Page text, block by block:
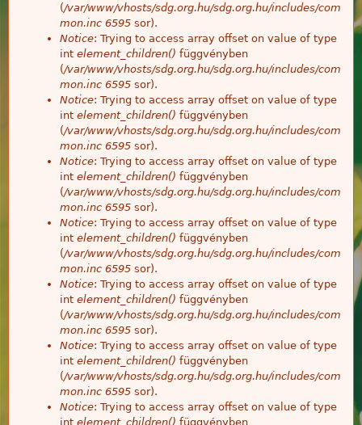
(/var/www/vhosts/sdg.org.hu/sdg.org.hu/includes/com
mon.inc 6595 sor).
Notice: Trying to access array offset on value of type
int element_children() függvényben
(/var/www/vhosts/sdg.org.hu/sdg.org.hu/includes/com
mon.inc 6595 sor).
Notice: Trying to access array offset on value of type
int element_children() függvényben
(/var/www/vhosts/sdg.org.hu/sdg.org.hu/includes/com
mon.inc 6595 sor).
Notice: Trying to access array offset on value of type
int element_children() függvényben
(/var/www/vhosts/sdg.org.hu/sdg.org.hu/includes/com
mon.inc 6595 sor).
Notice: Trying to access array offset on value of type
int element_children() függvényben
(/var/www/vhosts/sdg.org.hu/sdg.org.hu/includes/com
mon.inc 6595 sor).
Notice: Trying to access array offset on value of type
int element_children() függvényben
(/var/www/vhosts/sdg.org.hu/sdg.org.hu/includes/com
mon.inc 6595 sor).
Notice: Trying to access array offset on value of type
int element_children() függvényben
(/var/www/vhosts/sdg.org.hu/sdg.org.hu/includes/com
mon.inc 6595 sor).
Notice: Trying to access array offset on value of type
int element_children() függvényben